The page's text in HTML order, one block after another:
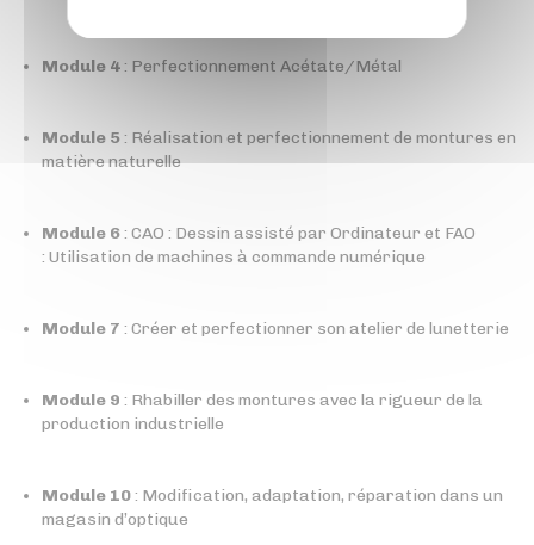
Module 4: Perfectionnement Acétate/Métal
Module 5: Réalisation et perfectionnement de montures en
matière naturelle
Module 6: CAO : Dessin assisté par Ordinateur et FAO
: Utilisation de machines à commande numérique
Module 7 : Créer et perfectionner son atelier de lunetterie
Module 9 : Rhabiller des montures avec la rigueur de la
production industrielle
Module 10: Modification, adaptation, réparation dans un
magasin d’optique